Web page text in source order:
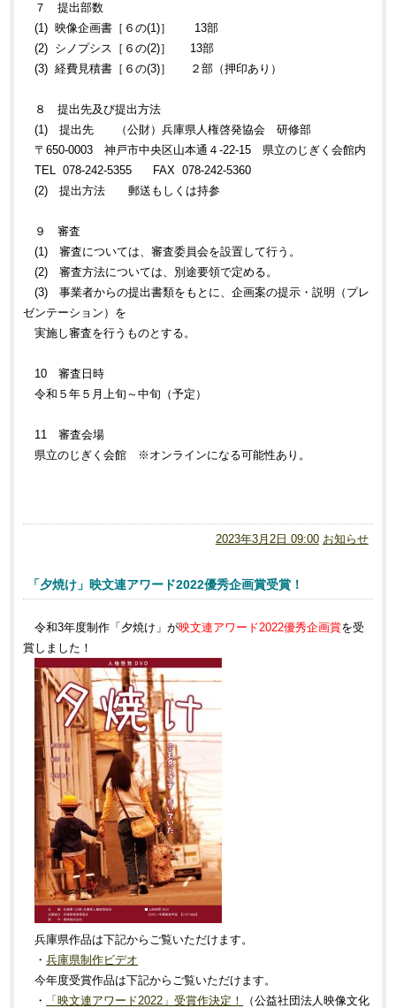
７ 提出部数
(1) 映像企画書［６の(1)］ 13部
(2) シノプシス［６の(2)］ 13部
(3) 経費見積書［６の(3)］ ２部（押印あり）
８ 提出先及び提出方法
(1) 提出先 （公財）兵庫県人権啓発協会 研修部
〒650-0003 神戸市中央区山本通４-22-15 県立のじぎく会館内
TEL 078-242-5355 FAX 078-242-5360
(2) 提出方法 郵送もしくは持参
９ 審査
(1) 審査については、審査委員会を設置して行う。
(2) 審査方法については、別途要領で定める。
(3) 事業者からの提出書類をもとに、企画案の提示・説明（プレ
ゼンテーション）を
実施し審査を行うものとする。
10 審査日時
令和５年５月上旬～中旬（予定）
11 審査会場
県立のじぎく会館 ※オンラインになる可能性あり。
2023年3月2日 09:00 お知らせ
「夕焼け」映文連アワード2022優秀企画賞受賞！
令和3年度制作「夕焼け」が映文連アワード2022優秀企画賞を受
賞しました！
兵庫県作品は下記からご覧いただけます。
・兵庫県制作ビデオ
今年度受賞作品は下記からご覧いただけます。
・
「映文連アワード2022」受賞作決定！
（公益社団法人映像文化